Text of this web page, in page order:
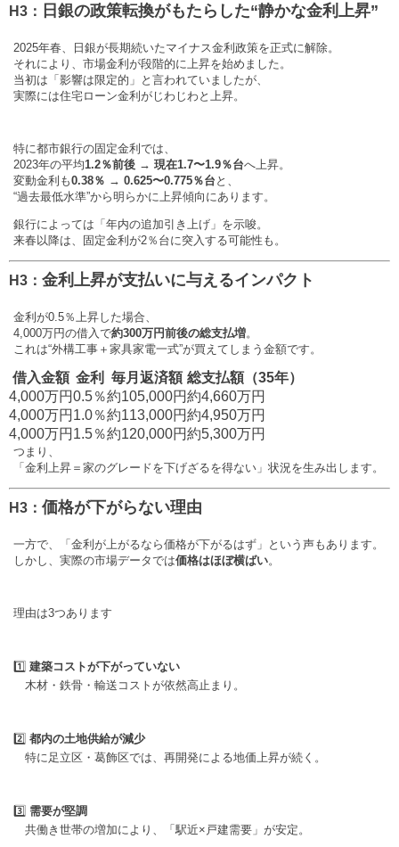
H3： 日銀の政策転換がもたらした“静かな金利上昇”
2025年春、日銀が長期続いたマイナス金利政策を正式に解除。
それにより、市場金利が段階的に上昇を始めました。
当初は「影響は限定的」と言われていましたが、
実際には住宅ローン金利がじわじわと上昇。
特に都市銀行の固定金利では、
2023年の平均1.2％前後 → 現在1.7〜1.9％台へ上昇。
変動金利も0.38％ → 0.625〜0.775％台 と、
“過去最低水準”から明らかに上昇傾向にあります。
銀行によっては「年内の追加引き上げ」を示唆。
来春以降は、固定金利が2％台に突入する可能性も。
H3： 金利上昇が支払いに与えるインパクト
金利が0.5％上昇した場合、
4,000万円の借入で約300万円前後の総支払増。
これは“外構工事＋家具家電一式”が買えてしまう金額です。
借入金額 金利 毎月返済額 総支払額（35年）
4,000万円0.5％約105,000円約4,660万円
4,000万円 1.0％約113,000円約4,950万円
4,000万円 1.5％約120,000円約5,300万円
つまり、
「金利上昇＝家のグレードを下げざるを得ない」状況を生み出します。
H3： 価格が下がらない理由
一方で、「金利が上がるなら価格が下がるはず」という声もあります。
しかし、実際の市場データでは価格はほぼ横ばい。
理由は3つあります
1️⃣ 建築コストが下がっていない
木材・鉄骨・輸送コストが依然高止まり。
2️⃣ 都内の土地供給が減少
特に足立区・葛飾区では、再開発による地価上昇が続く。
3️⃣ 需要が堅調
共働き世帯の増加により、「駅近×戸建需要」が安定。